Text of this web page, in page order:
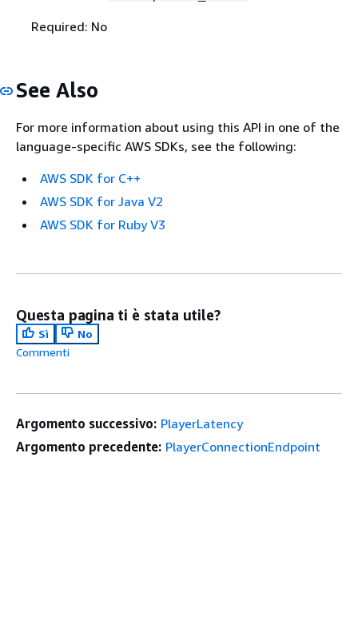
Required: No
See Also
For more information about using this API in one of the
language-specific AWS SDKs, see the following:
AWS SDK for C++
AWS SDK for Java V2
AWS SDK for Ruby V3
Questa pagina ti è stata utile?
Sì
No
Commenti
Argomento successivo: PlayerLatency
Argomento precedente: PlayerConnectionEndpoint